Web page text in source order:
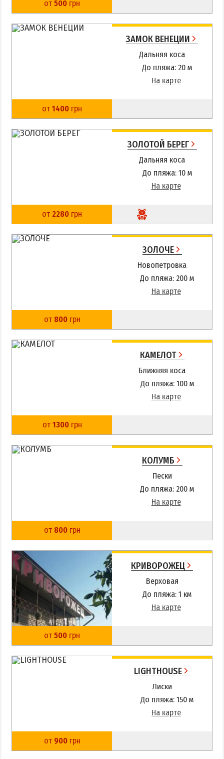
от 500 грн
ЗАМОК ВЕНЕЦИИ
Дальняя коса
До пляжа: 20 м
На карте
от 1400 грн
ЗОЛОТОЙ БЕРЕГ
Дальняя коса
До пляжа: 10 м
На карте
от 2280 грн
ЗОЛОЧЕ
Новопетровка
До пляжа: 200 м
На карте
от 800грн
КАМЕЛОТ
Ближняя коса
До пляжа: 100 м
На карте
от 1300грн
КОЛУМБ
Пески
До пляжа: 200 м
На карте
от 800грн
КРИВОРОЖЕЦ
Верховая
До пляжа: 1 км
На карте
от 500 грн
LIGHTHOUSE
Лиски
До пляжа: 150 м
На карте
от 900грн